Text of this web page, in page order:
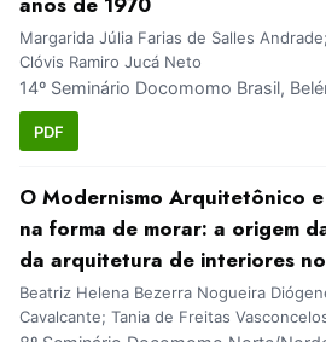
Margarida Júlia Farias de Salles
Clóvis Ramiro Jucá Neto
14º Seminário Docomomo Brasil,
PDF
O Modernismo Arquitetônico
na forma de morar: a origem
da arquitetura de interiores
Beatriz Helena Bezerra Nogueira
Cavalcante; Tania de Freitas